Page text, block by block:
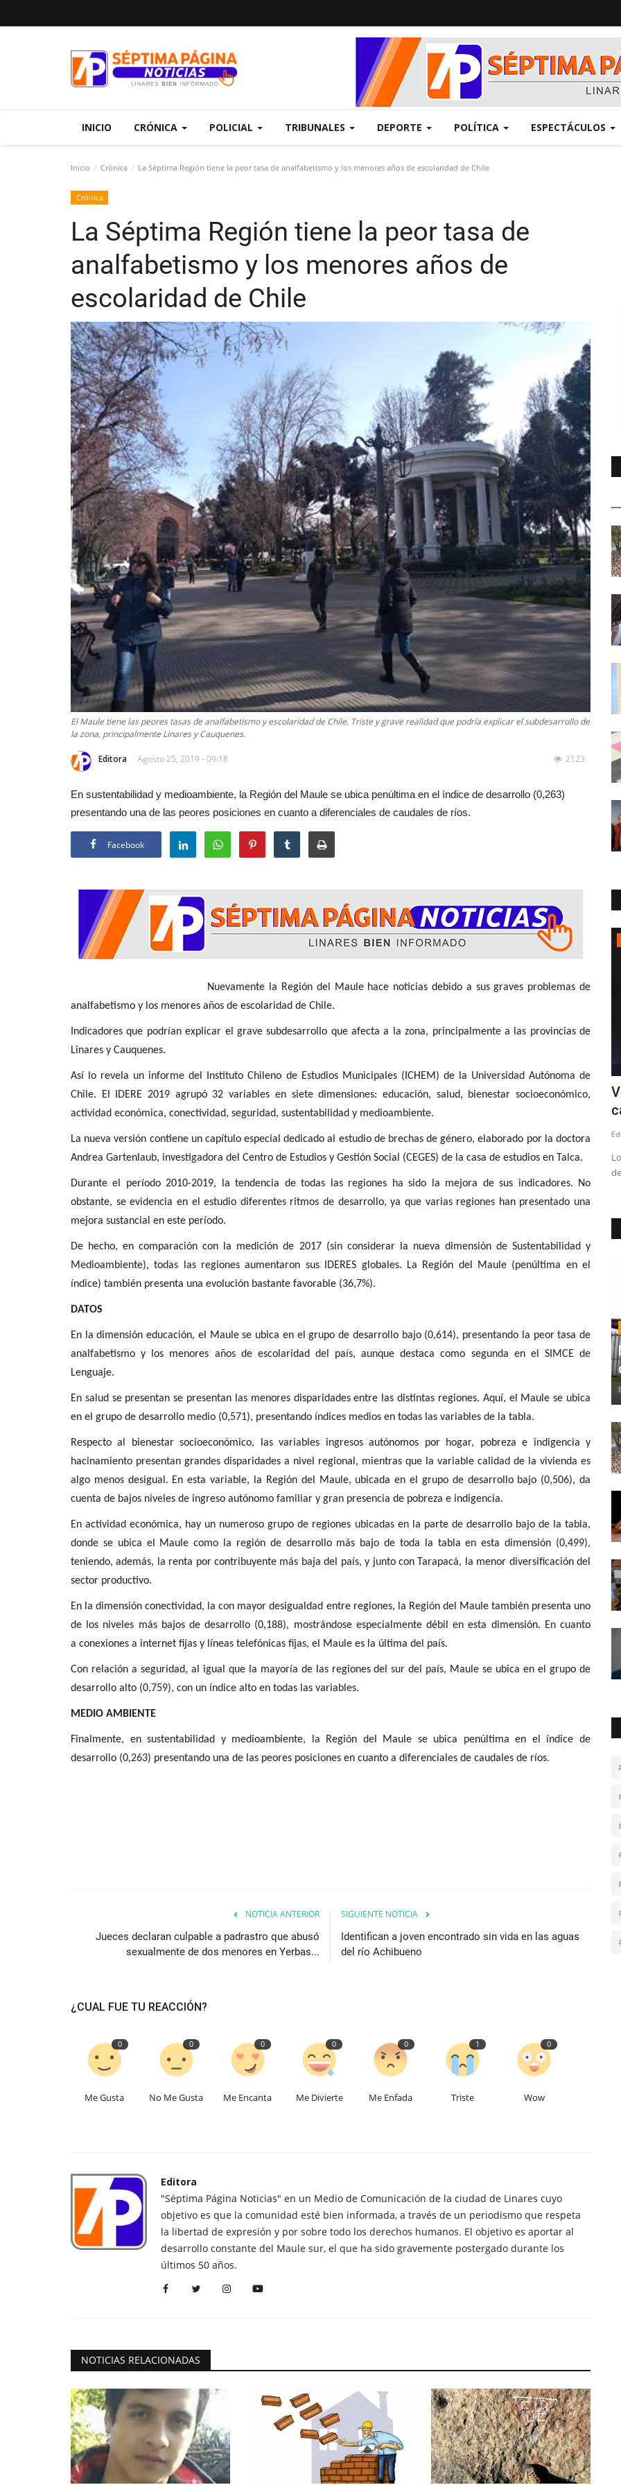
INICIO CRÓNICA POLICIAL TRIBUNALES DEPORTE POLÍTICA ESPECTÁCULOS
Inicio Crónica La Séptima Región tiene la peor tasa de analfabetismo y los menores años de escolaridad de Chile
Crónica
La Séptima Región tiene la peor tasa de
analfabetismo y los menores años de
escolaridad de Chile
El Maule tiene las peores tasas de analfabetismo y escolaridad de Chile. Triste y grave realidad que podría explicar el subdesarrollo de
la zona, principalmente Linares y Cauquenes.
Editora Agosto 25, 2019 - 09:18 2123
En sustentabilidad y medioambiente, la Región del Maule se ubica penúltima en el índice de desarrollo (0,263)
presentando una de las peores posiciones en cuanto a diferenciales de caudales de ríos.
Facebook
Nuevamente la Región del Maule hace noticias debido a sus graves problemas de
analfabetismo y los menores años de escolaridad de Chile.
Indicadores que podrían explicar el grave subdesarrollo que afecta a la zona, principalmente a las provincias de
Linares y Cauquenes.
Así lo revela un informe del Instituto Chileno de Estudios Municipales (ICHEM) de la Universidad Autónoma de
Chile.
El IDERE 2019 agrupó 32 variables en siete dimensiones: educación, salud, bienestar socioeconómico,
actividad económica, conectividad, seguridad, sustentabilidad y medioambiente.
La nueva versión contiene un capítulo especial dedicado al estudio de brechas de género, elaborado por la doctora
Andrea Gartenlaub, investigadora del Centro de Estudios y Gestión Social (CEGES) de la casa de estudios en Talca.
Durante el período 2010-2019, latendencia de todas las regiones ha sido la mejora de sus indicadores. No
obstante, seevidencia en el estudio diferentes ritmos de desarrollo, ya que varias regiones han presentado una
mejora sustancial en este período.
De hecho, en comparación con la medición de 2017 (sin considerar la nueva dimensión de Sustentabilidad y
Medioambiente), todas las regiones aumentaron sus IDERES globales. La
Región del Maule (penúltima en el
índice) también presenta una evolución bastante favorable (36,7%).
DATOS
En la dimensióneducación, el Maule se ubica en el grupo de desarrollo bajo (0,614), presentando la peor tasa de
analfabetismo y los menores años de escolaridad del
país, aunque destaca como segunda en el SIMCE de
Lenguaje.
En salud se presentan se presentan las menores disparidades entre las distintas regiones. Aquí, el Maule se ubica
en el grupo de desarrollo medio (0,571), presentando índices medios en todas las variables de la tabla.
Respecto al bienestar socioeconómico, las variables ingresos autónomos por hogar, pobreza e indigencia y
hacinamiento presentan grandes disparidades a nivel regional, mientras que la variable calidad de la vivienda es
algo menos desigual. En esta variable,
la Región del Maule, ubicada en el grupo de desarrollo bajo (0,506), da
cuenta de bajos niveles de ingreso autónomo familiar y gran presencia de pobreza e indigencia.
En actividad económica, hay un numeroso grupo de regiones ubicadas en la parte de desarrollo bajo de la tabla,
donde se ubica el Maule como la región de desarrollo más bajo de toda la tabla en esta dimensión (0,499),
teniendo, además, la renta por contribuyente más baja del país, y junto con Tarapacá, la menor diversificación del
sector productivo.
En la dimensión conectividad, la con mayor desigualdad entre regiones, la Región del Maule también presenta uno
de los niveles más bajos de desarrollo (0,188), mostrándose especialmente débil en esta dimensión. En cuanto
a conexiones a internet fijas y líneas telefónicas fijas, el Maule es la última del país.
Con relación a seguridad, al igual que la mayoría de las regiones del sur del país, Maule se ubica en el grupo de
desarrollo alto (0,759), con un índice alto en todas las variables.
MEDIO AMBIENTE
Finalmente, en sustentabilidad y medioambiente, la
Región del Maule se ubica penúltima en el índice de
desarrollo (0,263) presentando una de las peores posiciones en cuanto a diferenciales de caudales de ríos.
NOTICIA ANTERIOR
Jueces declaran culpable a padrastro que abusó
sexualmente de dos menores en Yerbas...
SIGUIENTE NOTICIA
Identifican a joven encontrado sin vida en las aguas
del río Achibueno
¿CUAL FUE TU REACCIÓN?
0
Me Gusta
0
No Me Gusta
0
Me Encanta
0
Me Divierte
0
Me Enfada
1
Triste
0
Wow
Editora
"Séptima Página Noticias" en un Medio de Comunicación de la ciudad de Linares cuyo
objetivo es que la comunidad esté bien informada, a través de un periodismo que respeta
la libertad de expresión y por sobre todo los derechos humanos. El objetivo es aportar al
desarrollo constante del Maule sur, el que ha sido gravemente postergado durante los
últimos 50 años.
NOTICIAS RELACIONADAS
Tribunales
Linares: arresto domiciliario total y
arraigo nacional...
Editora Abril 20, 2026 1064
H.N. fue formalizado por cuasidelito de homicidio. Las partes
Política
Tensión en el PS: Vodanovic desmintió
a Cicardini y descartó...
Editora Julio 8, 2026 235